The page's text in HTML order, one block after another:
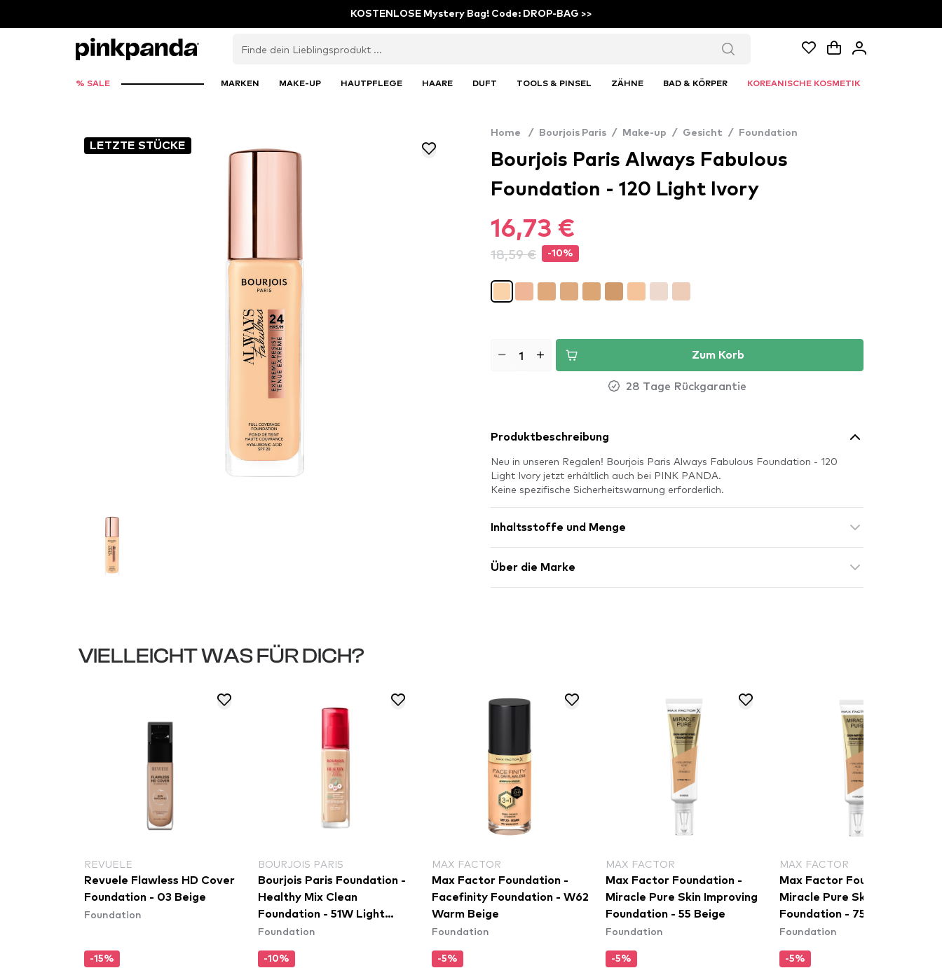
KOSTENLOSE Mystery Bag! Code: DROP-BAG >>
% SALE MARKEN MAKE-UP HAUTPFLEGE HAARE DUFT TOOLS & PINSEL ZÄHNE BAD & KÖRPER KOREANISCHE KOSMETIK
LETZTE STÜCKE
Home / Bourjois Paris / Make-up / Gesicht / Foundation
Bourjois Paris Always Fabulous
Foundation - 120 Light Ivory
16,73 €
18,59 € -10%
Zum Korb
28 Tage Rückgarantie
Produktbeschreibung
Neu in unseren Regalen! Bourjois Paris Always Fabulous Foundation - 120
Light Ivory jetzt erhältlich auch bei PINK PANDA.
Keine spezifische Sicherheitswarnung erforderlich.
Inhaltsstoffe und Menge
Über die Marke
VIELLEICHT WAS FÜR DICH?
REVUELE
Revuele Flawless HD Cover
Foundation - 03 Beige
Foundation
-15%
BOURJOIS PARIS
Bourjois Paris Foundation -
Healthy Mix Clean
Foundation - 51W Light
Vanilla
Foundation
-10%
MAX FACTOR
Max Factor Foundation -
Facefinity Foundation - W62
Warm Beige
Foundation
-5%
MAX FACTOR
Max Factor Foundation -
Miracle Pure Skin Improving
Foundation - 55 Beige
Foundation
-5%
MAX FACTOR
Max Factor Foundation -
Miracle Pure Skin Improving
Foundation - 75 Golden
Foundation
-5%